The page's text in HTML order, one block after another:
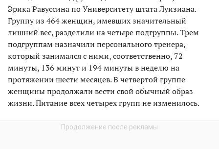
Эрика Равуссина по Университету штата Луизиана.
Группу из 464 женщин, имевших значительный
лишний вес, разделили на четыре подгруппы. Трем
подгруппам назначили персонального тренера,
который занимался с ними, соответственно, 72
минуты, 136 минут и 194 минуты в неделю на
протяжении шести месяцев. В четвертой группе
женщины продолжали вести свой обычный образ
жизни. Питание всех четырех групп не изменилось.